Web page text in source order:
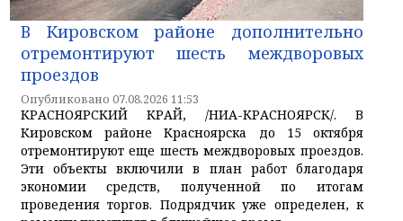
В Кировском районе дополнительно
отремонтируют шесть междворовых
проездов
Опубликовано 07.08.2026 11:53
КРАСНОЯРСКИЙ КРАЙ, /НИА-КРАСНОЯРСК/. В
Кировском районе Красноярска до 15 октября
отремонтируют еще шесть междворовых проездов.
Эти объекты включили в план работ благодаря
экономии средств, полученной по итогам
проведения торгов. Подрядчик уже определен, к